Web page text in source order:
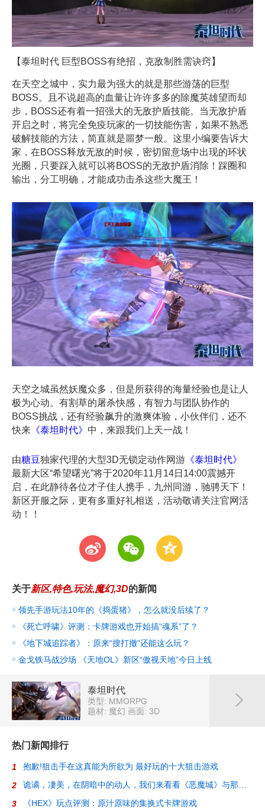
【泰坦时代 巨型BOSS有绝招，克敌制胜需诀窍】
在天空之城中，实力最为强大的就是那些游荡的巨型
BOSS。且不说超高的血量让许许多多的除魔英雄望而却
步，BOSS还有着一招强大的无敌护盾技能。当无敌护盾
开启之时，将完全免疫玩家的一切技能伤害，如果不熟悉
破解技能的方法，简直就是噩梦一般。这里小编要告诉大
家，在BOSS释放无敌的时候，密切留意场中出现的环状
光圈，只要踩入就可以将BOSS的无敌护盾消除！踩圈和
输出，分工明确，才能成功击杀这些大魔王！
天空之城虽然妖魔众多，但是所获得的海量经验也是让人
极为心动。有割草的屠杀快感，有智力与团队协作的
BOSS挑战，还有经验飙升的激爽体验，小伙伴们，还不
快来 《泰坦时代》 中，来跟我们上天一战！
由糖豆独家代理的大型3D无锁定动作网游 《泰坦时代》
最新大区“希望曙光”将于2020年11月14日14:00震撼开
启，在此静待各位才子佳人携手，九州同游，驰骋天下！
新区开服之际，更有多重好礼相送，活动敬请关注官网活
动！！
t w z
关于新区,特色,玩法,魔幻,3D的新闻
领先手游玩法10年的《捣蛋猪》，怎么就没后续了？
《死亡呼啸》评测：卡牌游戏也开始搞“魂系”了？
《地下城追踪者》：原来“搜打撤”还能这么玩？
金戈铁马战沙场 《天地OL》新区“傲视天地”今日上线
泰坦时代
类型: MMORPG
题材: 魔幻 画面: 3D
热门新闻排行
1 抱歉!狙击手在这真能为所欲为 最好玩的十大狙击游戏
2 诡谲，凄美，在阴暗中的动人，我们来看看《恶魔城》与那些迷人的2D游戏
3 《HEX》玩点评测：原汁原味的集换式卡牌游戏